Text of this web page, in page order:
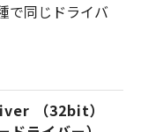
で同じドライバ
（32bit）